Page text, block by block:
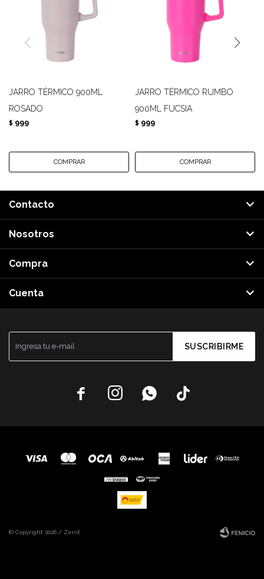
JARRO TÉRMICO 900ML
ROSADO
$ 999
JARRO TÉRMICO RUMBO
900ML FUCSIA
$ 999
SUSCRIBIRME
   
Contacto
Nosotros
Compra
Cuenta
© Copyright 2026 / Zenit